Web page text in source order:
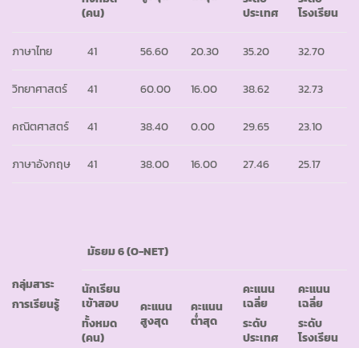
(คน)
ประเทศ
โรงเรียน
ภาษาไทย 41 56.60 20.30 35.20 32.70
วิทยาศาสตร์ 41 60.00 16.00 38.62 32.73
คณิตศาสตร์ 41 38.40 0.00 29.65 23.10
ภาษาอังกฤษ 41 38.00 16.00 27.46 25.17
กลุ่มสาระ
การเรียนรู้
มัธยม6 (O-NET)
นักเรียน
เข้าสอบ
ทั้งหมด
(คน)
คะแนน
สูงสุด
คะแนน
ต่ำสุด
คะแนน
เฉลี่ย
ระดับ
ประเทศ
คะแนน
เฉลี่ย
ระดับ
โรงเรียน